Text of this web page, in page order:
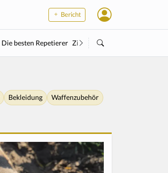
Bericht
Die besten Repetierer Zielstock
Bekleidung
Waffenzubehör